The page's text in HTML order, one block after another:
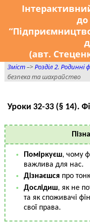
до
(авт.
Зміст–>Розділ 2. Родинні
безпека та шахрайство
Уроки 32-33 (§ 14).
Поміркуєш, чому
важлива для нас.
Дізнаєшся про
Дослідиш, як не
та як споживачі
свої права.